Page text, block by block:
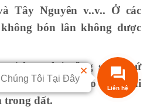
Tôi Tại Đây
Tây Nguyên v..v.. Ở các
bón lân không được
hạn chế năng suất chứ
đủ lân mới có thể khai
trong đất.